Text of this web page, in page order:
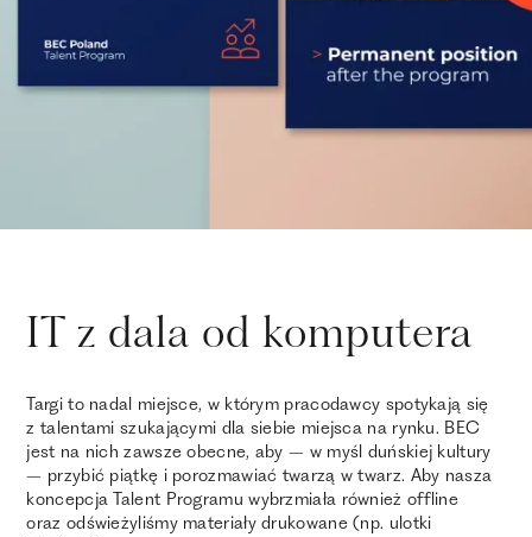
IT z dala od komputera
Targi to nadal miejsce, w którym pracodawcy spotykają się
z talentami szukającymi dla siebie miejsca na rynku. BEC
jest na nich zawsze obecne, aby – w myśl duńskiej kultury
– przybić piątkę i porozmawiać twarzą w twarz. Aby nasza
koncepcja Talent Programu wybrzmiała również offline
oraz odświeżyliśmy materiały drukowane (np. ulotki